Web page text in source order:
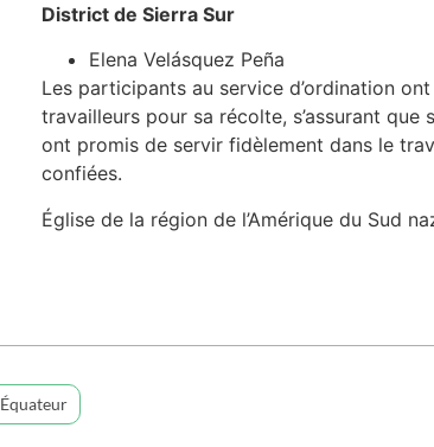
District de Sierra Sur
Elena Velásquez Peña
Les participants au service d’ordination
travailleurs pour sa récolte, s’assurant
ont promis de servir fidèlement dans le
confiées.
Église de la région de l’Amérique du Sud
Équateur